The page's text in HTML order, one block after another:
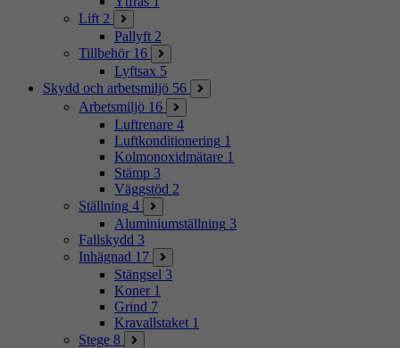
Lift 2
Pallyft 2
Tillbehör 16
Lyftsax 5
Skydd och arbetsmiljö 56
Arbetsmiljö 16
Luftrenare 4
Luftkonditionering 1
Kolmonoxidmätare 1
Stämp 3
Väggstöd 2
Ställning 4
Aluminiumställning 3
Fallskydd 3
Inhägnad 17
Stängsel 3
Koner 1
Grind 7
Kravallstaket 1
Stege 8